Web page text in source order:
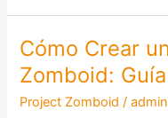
Cómo Crear
Zomboid:
Project Zomboid /admin
Cómo
Crear
un
Servidor